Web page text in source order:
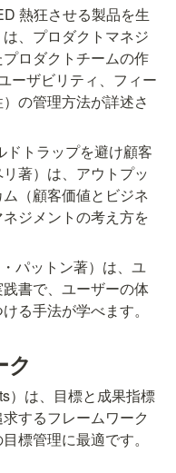
熱狂させる製品を生
、プロダクトマネジ
ロダクトチームの作
ーザビリティ、フィー
の管理方法が詳述さ
ドトラップを避け顧客
著）は、アウトプッ
（顧客価値とビジネ
ジメントの考え方を
パットン著）は、ユ
書で、ユーザーの体
る手法が学べます。
ク
）は、目標と成果指標
するフレームワーク
標管理に最適です。